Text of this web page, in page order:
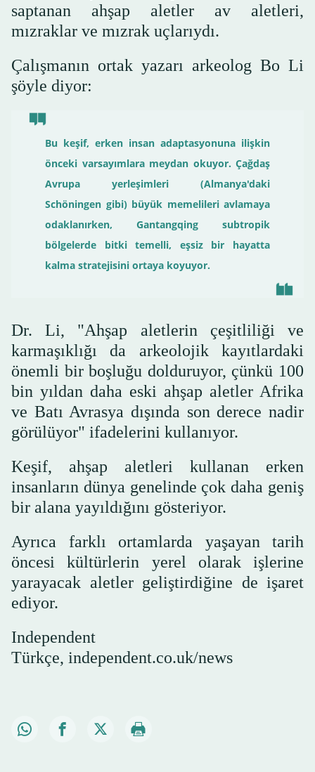
saptanan ahşap aletler av aletleri,
mızraklar ve mızrak uçlarıydı.
Çalışmanın ortak yazarı arkeolog Bo Li
şöyle diyor:
Bu keşif, erken insan adaptasyonuna ilişkin
önceki varsayımlara meydan okuyor. Çağdaş
Avrupa yerleşimleri (Almanya'daki
Schöningen gibi) büyük memelileri avlamaya
odaklanırken, Gantangqing subtropik
bölgelerde bitki temelli, eşsiz bir hayatta
kalma stratejisini ortaya koyuyor.
Dr. Li, "Ahşap aletlerin çeşitliliği ve
karmaşıklığı da arkeolojik kayıtlardaki
önemli bir boşluğu dolduruyor, çünkü 100
bin yıldan daha eski ahşap aletler Afrika
ve Batı Avrasya dışında son derece nadir
görülüyor" ifadelerini kullanıyor.
Keşif, ahşap aletleri kullanan erken
insanların dünya genelinde çok daha geniş
bir alana yayıldığını gösteriyor.
Ayrıca farklı ortamlarda yaşayan tarih
öncesi kültürlerin yerel olarak işlerine
yarayacak aletler geliştirdiğine de işaret
ediyor.
Independent
Türkçe, independent.co.uk/news